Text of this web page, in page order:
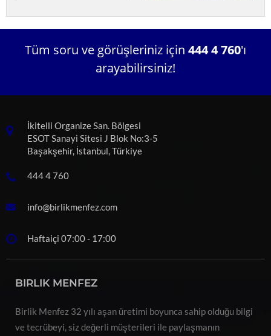
Tüm soru ve görüşleriniz için 444 4 760'ı
arayabilirsiniz!
İkitelli Organize San. Bölgesi
ESOT Sanayi Sitesi J Blok No:3-5
Başakşehir, İstanbul, Türkiye
444 4 760
info@birlikmenfez.com
Haftaiçi 07:00 - 17:00
BIRLIK MENFEZ
Birlik Menfez 32 yılı aşan üretimi boyunca sahip olduğu bilgi
ve tecrübeyi, siz değerli müşterileri ile paylaşmanın